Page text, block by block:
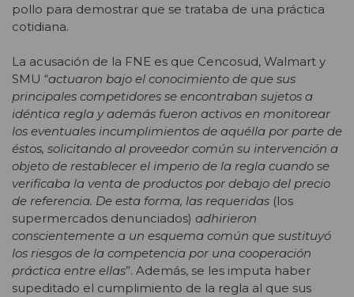
pollo para demostrar que se trataba de una práctica
cotidiana.
La acusación de la FNE es que Cencosud, Walmart y
SMU “actuaron bajo el conocimiento de que sus
principales competidores se encontraban sujetos a
idéntica regla y además fueron activos en monitorear
los eventuales incumplimientos de aquélla por parte de
éstos, solicitando al proveedor común su intervención a
objeto de restablecer el imperio de la regla cuando se
verificaba la venta de productos por debajo del precio
de referencia. De esta forma, las requeridas (los
supermercados denunciados) adhirieron
conscientemente a un esquema común que sustituyó
los riesgos de la competencia por una cooperación
práctica entre ellas”. Además, se les imputa haber
supeditado el cumplimiento de la regla al que sus